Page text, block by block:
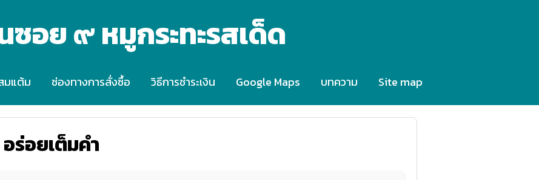
ซอย ๙ หมูกระทะรสเด็ด
มแต้ม ช่องทางการสั่งซื้อ วิธีการชำระเงิน Google Maps บทความ Site map
ร่อยเต็มคำ